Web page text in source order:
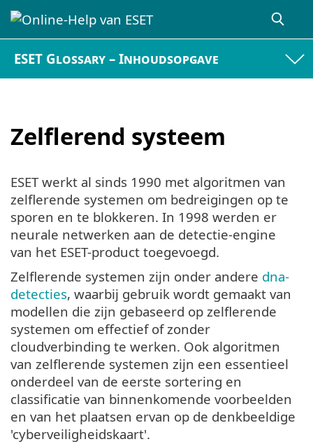
ESET Glossary – Inhoudsopgave
Zelflerend systeem
ESET werkt al sinds 1990 met algoritmen van
zelflerende systemen om bedreigingen op te
sporen en te blokkeren. In 1998 werden er
neurale netwerken aan de detectie-engine
van het ESET-product toegevoegd.
Zelflerende systemen zijn onder andere dna-
detecties, waarbij gebruik wordt gemaakt van
modellen die zijn gebaseerd op zelflerende
systemen om effectief of zonder
cloudverbinding te werken. Ook algoritmen
van zelflerende systemen zijn een essentieel
onderdeel van de eerste sortering en
classificatie van binnenkomende voorbeelden
en van het plaatsen ervan op de denkbeeldige
'cyberveiligheidskaart'.